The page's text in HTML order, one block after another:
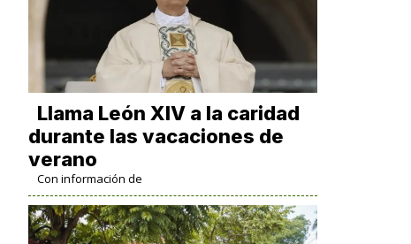
Llama León XIV a la caridad
durante las vacaciones de
verano
Con información de